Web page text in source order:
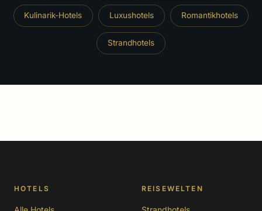
Kulinarik-Hotels Luxushotels Romantikhotels
Strandhotels
HOTELS REISEWELTEN